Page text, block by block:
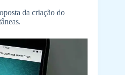
da criação do